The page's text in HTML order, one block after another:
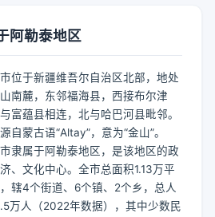
阿勒泰地区
位于新疆维吾尔自治区北部，地处
南麓，东邻福海县，西接布尔津
富蕴县相连，北与哈巴河县毗邻。
自蒙古语“Altay”，意为“金山”。
隶属于阿勒泰地区，是该地区的政
、文化中心。全市总面积1.13万平
辖4个街道、6个镇、2个乡，总人
万人（2022年数据），其中少数民